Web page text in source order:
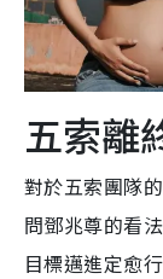
五索離
對於五索團隊
問鄧兆尊的看
目標邁進定愈